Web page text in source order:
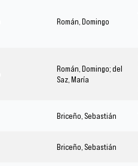
Román, Domingo
Román, Domingo; del
Saz, María
Briceño, Sebastián
Briceño, Sebastián